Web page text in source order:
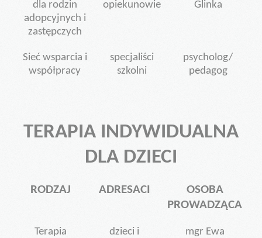
dla rodzin
adopcyjnych i
zastępczych
opiekunowie
Glinka
Sieć wsparcia i
współpracy
specjaliści
szkolni
psycholog/
pedagog
TERAPIA INDYWIDUALNA
DLA DZIECI
RODZAJ ADRESACI
OSOBA
PROWADZĄCA
Terapia
dzieci i
mgr Ewa